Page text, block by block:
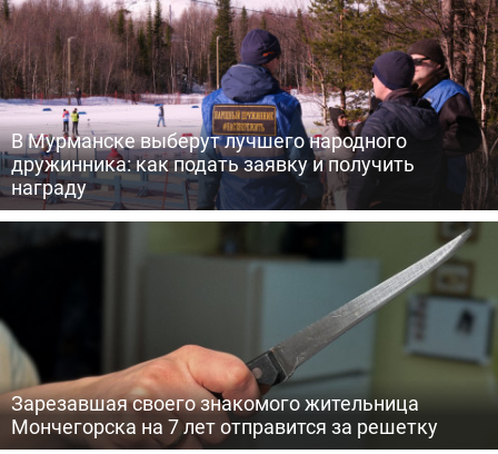
В Мурманске выберут лучшего народного
дружинника: как подать заявку и получить
награду
Зарезавшая своего знакомого жительница
Мончегорска на 7 лет отправится за решетку